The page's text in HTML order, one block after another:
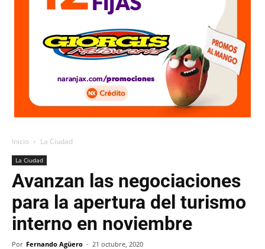
Inicio La Ciudad
La Ciudad
Avanzan las negociaciones
para la apertura del turismo
interno en noviembre
Por Fernando Agüero - 21 octubre, 2020